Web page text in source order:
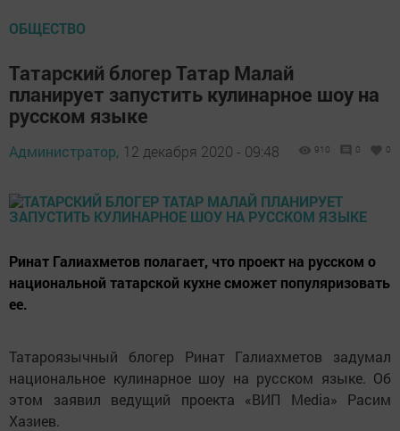
ОБЩЕСТВО
Татарский блогер Татар Малай
планирует запустить кулинарное шоу на
русском языке
Администратор, 12 декабря 2020 - 09:48 910 0 0
Ринат Галиахметов полагает, что проект на русском о
национальной татарской кухне сможет популяризовать
ее.
Татароязычный блогер Ринат Галиахметов задумал
национальное кулинарное шоу на русском языке. Об
этом заявил ведущий проекта «ВИП Media» Расим
Хазиев.